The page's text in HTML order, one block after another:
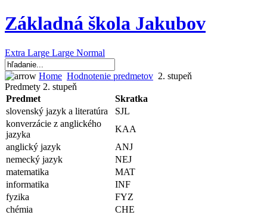
Základná škola Jakubov
Extra Large Large Normal
Home Hodnotenie predmetov 2. stupeň
Predmety 2. stupeň
Predmet
Skratka
slovenský jazyk a literatúra
SJL
konverzácie z anglického
jazyka
KAA
anglický jazyk
ANJ
nemecký jazyk
NEJ
matematika
MAT
informatika
INF
fyzika
FYZ
chémia
CHE